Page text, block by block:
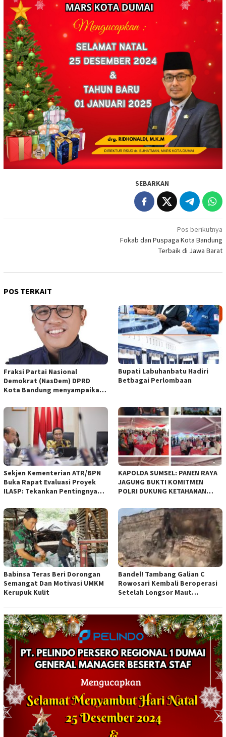
SEBARKAN
Pos berikutnya
Fokab dan Puspaga Kota Bandung
Terbaik di Jawa Barat
POS TERKAIT
Fraksi Partai Nasional
Demokrat (NasDem) DPRD
Kota Bandung menyampaikan
empat Rancangan Peraturan
Daerah (Raperda) yang
diajukan Pemerintah Kota
Bandung
Bupati Labuhanbatu Hadiri
Betbagai Perlombaan
Sekjen Kementerian ATR/BPN
Buka Rapat Evaluasi Proyek
ILASP: Tekankan Pentingnya
Anggaran
KAPOLDA SUMSEL: PANEN RAYA
JAGUNG BUKTI KOMITMEN
POLRI DUKUNG KETAHANAN
Babinsa Teras Beri Dorongan
Semangat Dan Motivasi UMKM
Kerupuk Kulit
Bandel! Tambang Galian C
Rowosari Kembali Beroperasi
Setelah Longsor Maut